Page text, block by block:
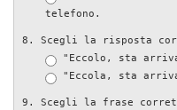
telefono.
Scegli la risposta
"Eccolo, sta
"Eccola, sta
Scegli la frase